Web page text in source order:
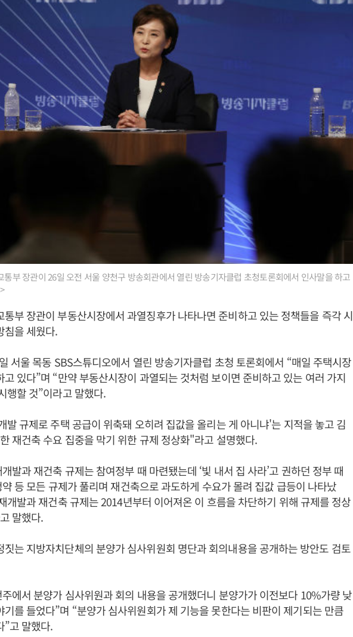
통부 장관이 26일 오전 서울 양천구 방송회관에서 열린 방송기자클럽 초청토론회에서 인사말을 하고
통부 장관이 부동산시장에서 과열징후가 나타나면 준비하고 있는 정책들을 즉각 시
침을 세웠다.
서울 목동 SBS스튜디오에서 열린 방송기자클럽 초청 토론회에서 “매일 주택시장
고 있다”며 “만약 부동산시장이 과열되는 것처럼 보이면 준비하고 있는 여러 가지
행할 것”이라고 말했다.
발 규제로 주택 공급이 위축돼 오히려 집값을 올리는 게 아니냐'는 지적을 놓고 김
재건축 수요 집중을 막기 위한 규제 정상화"라고 설명했다.
발과 재건축 규제는 참여정부 때 마련됐는데 ‘빛 내서 집 사라’고 권하던 정부 때
등 모든 규제가 풀리며 재건축으로 과도하게 수요가 몰려 집값 급등이 나타났
개발과 재건축 규제는 2014년부터 이어져온 이 흐름을 차단하기 위해 규제를 정상
말했다.
짓는 지방자치단체의 분양가 심사위원회 명단과 회의내용을 공개하는 방안도 검토
에서 분양가 심사위원과 회의 내용을 공개했더니 분양가가 이전보다 10%가량 낮
기를 들었다”며 “분양가 심사위원회가 제 기능을 못한다는 비판이 제기되는 만큼
”고 말했다.